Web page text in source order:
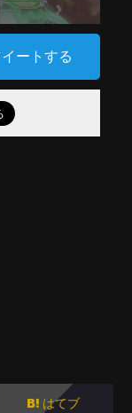
ートする
はてブ